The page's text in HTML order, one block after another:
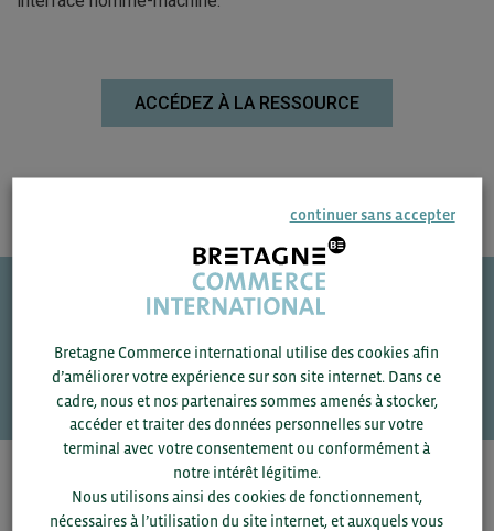
ACCÉDEZ À LA RESSOURCE
VOS CONTACTS
Pour voir les contacts, merci de renseigner votre
département et votre secteurou connectez-vous.
continuer sans accepter
Bretagne Commerce international utilise des cookies afin
d’améliorer votre expérience sur son site internet. Dans ce
cadre, nous et nos partenaires sommes amenés à stocker,
accéder et traiter des données personnelles sur votre
terminal avec votre consentement ou conformément à
notre intérêt légitime.
Nous utilisons ainsi des cookies de fonctionnement,
nécessaires à l’utilisation du site internet, et auxquels vous